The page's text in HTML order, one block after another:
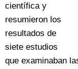
científica y
resumieron los
resultados de
siete estudios
que examinaban